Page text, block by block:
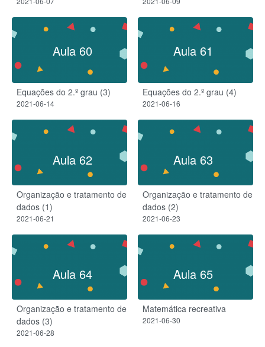
Aula 60
Equações do 2.º grau (3)
2021-06-14
Aula 61
Equações do 2.º grau (4)
2021-06-16
Aula 62
Organização e tratamento de
dados (1)
2021-06-21
Aula 63
Organização e tratamento de
dados (2)
2021-06-23
Aula 64
Organização e tratamento de
dados (3)
2021-06-28
Aula 65
Matemática recreativa
2021-06-30